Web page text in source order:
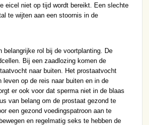
eicel niet op tijd wordt bereikt. Een slechte
te wijten aan een stoornis in de
belangrijke rol bij de voortplanting. De
Bij een zaadlozing komen de
naar buiten. Het prostaatvocht
leven op de reis naar buiten en in de
er ook voor dat sperma niet in de blaas
van belang om de prostaat gezond te
een gezond voedingspatroon aan te
en regelmatig seks te hebben de